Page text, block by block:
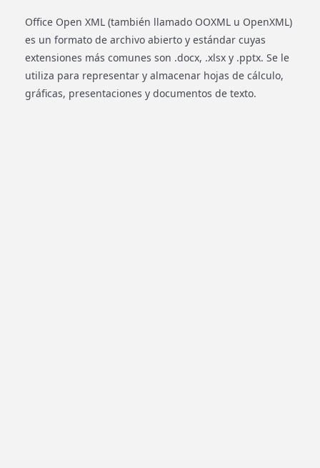
Office Open XML (también llamado OOXML u OpenXML)
es un formato de archivo abierto y estándar cuyas
extensiones más comunes son .docx, .xlsx y .pptx. Se le
utiliza para representar y almacenar hojas de cálculo,
gráficas, presentaciones y documentos de texto.